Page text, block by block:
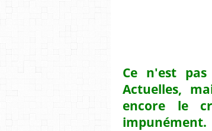
Ce n'est
Actuelles,
encore le
impunément.